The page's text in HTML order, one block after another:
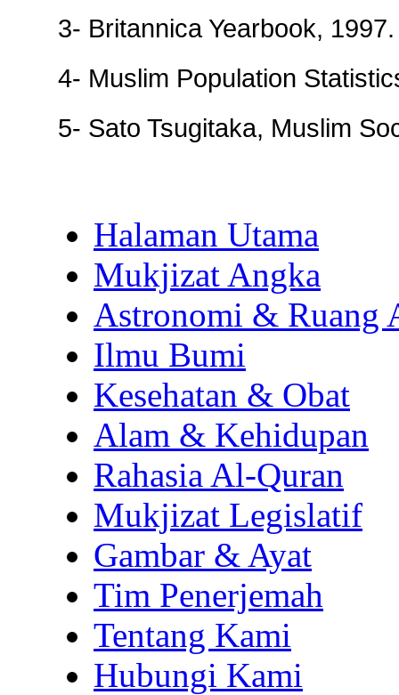
3- Britannica Yearbook, 1997.
4- Muslim Population
5- Sato Tsugitaka, Muslim
Halaman Utama
Mukjizat Angka
Astronomi & Ruang
Ilmu Bumi
Kesehatan & Obat
Alam & Kehidupan
Rahasia Al-Quran
Mukjizat Legislatif
Gambar & Ayat
Tim Penerjemah
Tentang Kami
Hubungi Kami